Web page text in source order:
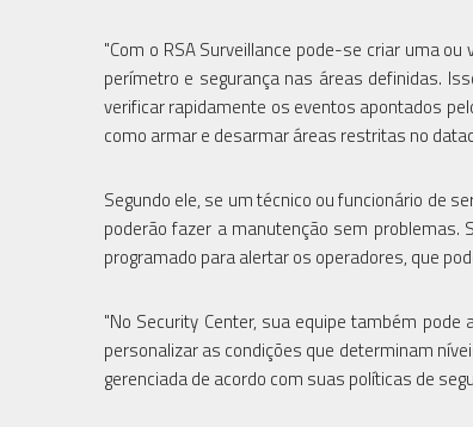
"Com o RSA Surveillance pode-se criar uma
perímetro e segurança nas áreas definidas.
verificar rapidamente os eventos apontados
como armar e desarmar áreas restritas no
Segundo ele, se um técnico ou funcionário de
poderão fazer a manutenção sem
programado para alertar os operadores, que
"No Security Center, sua equipe também
personalizar as condições que determinam
gerenciada de acordo com suas políticas de